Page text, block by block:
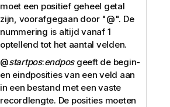
moet een positief geheel getal
zijn, voorafgegaan door "@". De
nummering is altijd vanaf 1
optellend tot het aantal velden.
@startpos:endposgeeft de begin-
en eindposities van een veld aan
in een bestand met een vaste
recordlengte. De posities moeten